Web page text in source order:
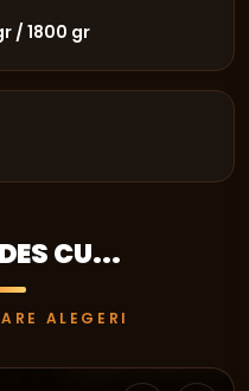
/ 1800 gr
CU...
ALEGERI